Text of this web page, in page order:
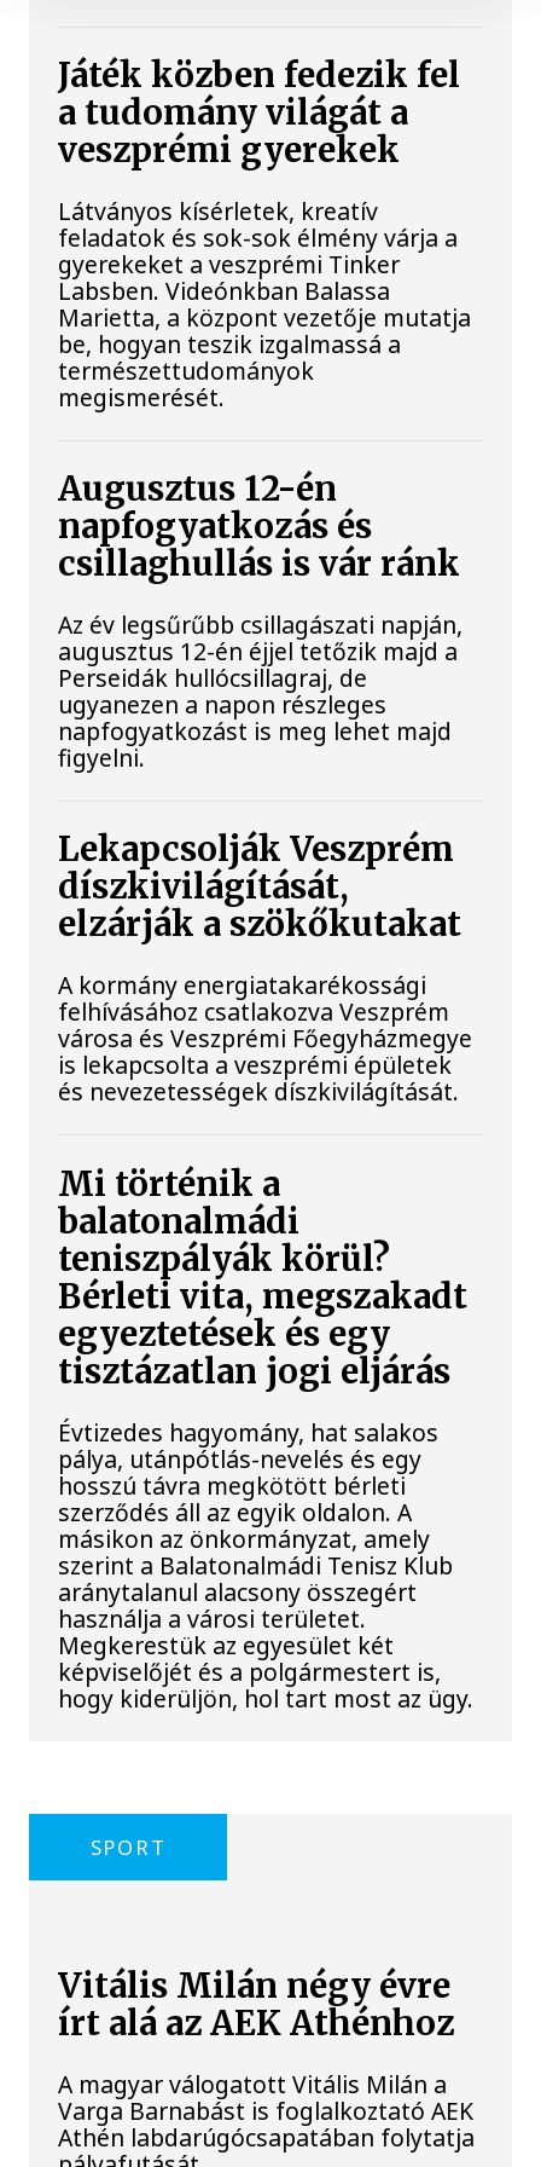
Játék közben fedezik fel
a tudomány világát a
veszprémi gyerekek
Látványos kísérletek, kreatív
feladatok és sok-sok élmény várja a
gyerekeket a veszprémi Tinker
Labsben. Videónkban Balassa
Marietta, a központ vezetője mutatja
be, hogyan teszik izgalmassá a
természettudományok
megismerését.
Augusztus 12-én
napfogyatkozás és
csillaghullás is vár ránk
Az év legsűrűbb csillagászati napján,
augusztus 12-én éjjel tetőzik majd a
Perseidák hullócsillagraj, de
ugyanezen a napon részleges
napfogyatkozást is meg lehet majd
figyelni.
Lekapcsolják Veszprém
díszkivilágítását,
elzárják a szökőkutakat
A kormány energiatakarékossági
felhívásához csatlakozva Veszprém
városa és Veszprémi Főegyházmegye
is lekapcsolta a veszprémi épületek
és nevezetességek díszkivilágítását.
Mi történik a
balatonalmádi
teniszpályák körül?
Bérleti vita, megszakadt
egyeztetések és egy
tisztázatlan jogi eljárás
Évtizedes hagyomány, hat salakos
pálya, utánpótlás-nevelés és egy
hosszú távra megkötött bérleti
szerződés áll az egyik oldalon. A
másikon az önkormányzat, amely
szerint a Balatonalmádi Tenisz Klub
aránytalanul alacsony összegért
használja a városi területet.
Megkerestük az egyesület két
képviselőjét és a polgármestert is,
hogy kiderüljön, hol tart most az ügy.
SPORT
Vitális Milán négy évre
írt alá az AEK Athénhoz
A magyar válogatott Vitális Milán a
Varga Barnabást is foglalkoztató AEK
Athén labdarúgócsapatában folytatja